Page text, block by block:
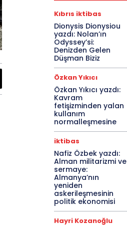
Kıbrıs iktibas
Dionysis Dionysiou
yazdı: Nolan’ın
Odyssey’si:
Denizden Gelen
Düşman Biziz
Özkan Yıkıcı
Özkan Yıkıcı yazdı:
Kavram
fetişizminden yalan
kullanım
normalleşmesine
iktibas
Nafiz Özbek yazdı:
Alman militarizmi ve
sermaye:
Almanya’nın
yeniden
askerileşmesinin
politik ekonomisi
Hayri Kozanoğlu